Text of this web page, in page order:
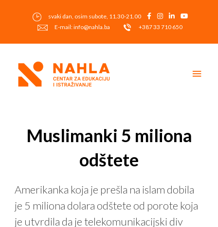
svaki dan, osim subote, 11.30-21.00
E-mail: info@nahla.ba
+387 33 710 650
Muslimanki 5 miliona
odštete
Amerikanka koja je prešla na islam dobila
je 5 miliona dolara odštete od porote koja
je utvrdila da je telekomunikacijski div